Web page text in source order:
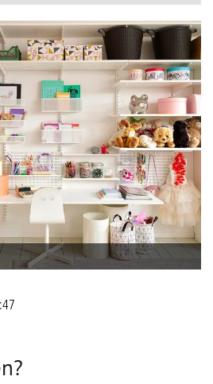
som hjälper dig.
slut händer något i de flesta
byts mot ryggsäckar,